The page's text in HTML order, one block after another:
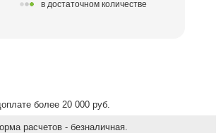
в достаточном количестве
более 20 000 руб.
расчетов - безналичная.